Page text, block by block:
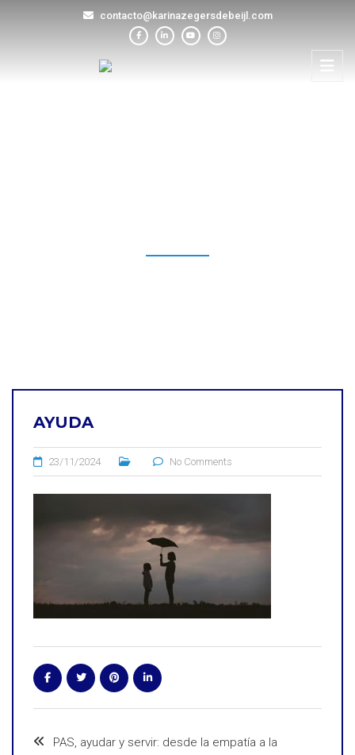
contacto@karinazegersdebeijl.com
AYUDA
23/11/2024 No Comments
PAS, ayudar y servir: desde la empatía a la